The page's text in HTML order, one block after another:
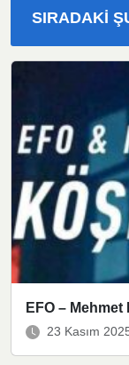
SIRADAKI
EFO –
23 Kasım